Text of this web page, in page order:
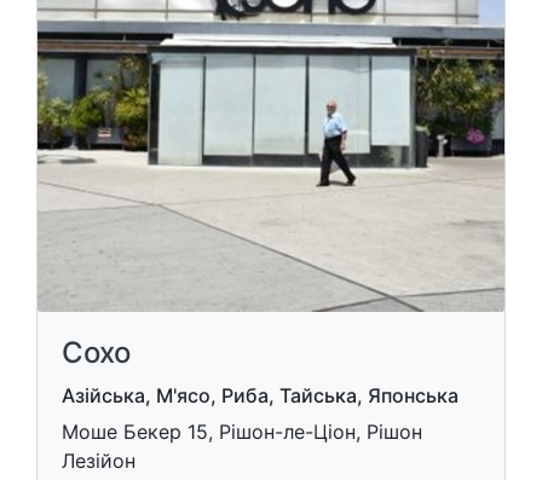
Сохо
Азійська, М'ясо, Риба, Тайська, Японська
Моше Бекер 15, Рішон-ле-Ціон, Рішон
Лезійон